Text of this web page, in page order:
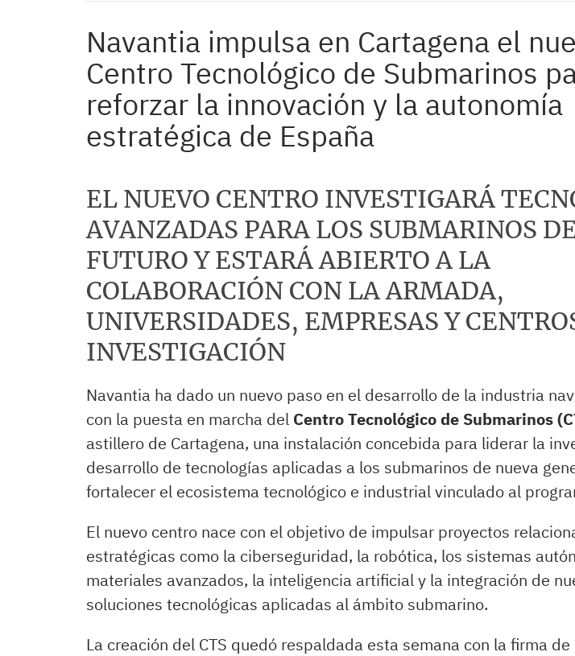
Navantia impulsa en Cartagena el
Centro Tecnológico de Submarinos
reforzar la innovación y la autonomía
estratégica de España
EL NUEVO CENTRO INVESTIGARÁ
AVANZADAS PARA LOS SUBMARINOS
FUTURO Y ESTARÁ ABIERTO A LA
COLABORACIÓN CON LA ARMADA,
UNIVERSIDADES, EMPRESAS Y
INVESTIGACIÓN
Navantia ha dado un nuevo paso en el desarrollo de la industria
con la puesta en marcha del Centro Tecnológico de Submarinos
astillero de Cartagena, una instalación concebida para liderar la
desarrollo de tecnologías aplicadas a los submarinos de nueva
fortalecer el ecosistema tecnológico e industrial vinculado al
El nuevo centro nace con el objetivo de impulsar proyectos
estratégicas como la ciberseguridad, la robótica, los sistemas
materiales avanzados, la inteligencia artificial y la integración de
soluciones tecnológicas aplicadas al ámbito submarino.
La creación del CTS quedó respaldada esta semana con la firma